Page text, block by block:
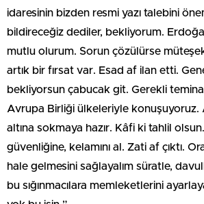
idaresinin bizden resmi yazı talebini
bildireceğiz dediler, bekliyorum.
mutlu olurum. Sorun çözülürse
artık bir fırsat var. Esad af ilan etti.
bekliyorsun çabucak git. Gerekli
Avrupa Birliği ülkeleriyle konuşuyoruz.
altına sokmaya hazır. Kâfi ki tahlil
güvenliğine, kelamını al. Zati af çıktı.
hale gelmesini sağlayalım süratle,
bu sığınmacılara memleketlerini